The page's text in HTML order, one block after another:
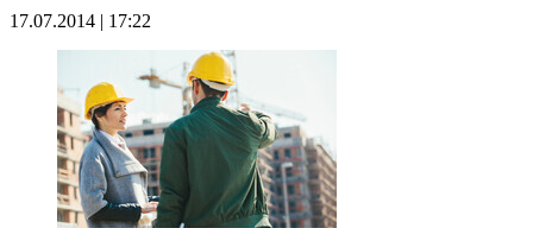
17.07.2014 | 17:22